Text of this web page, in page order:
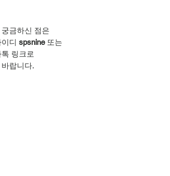
금하신 점은
디 spsnine또는
링크로
랍니다.